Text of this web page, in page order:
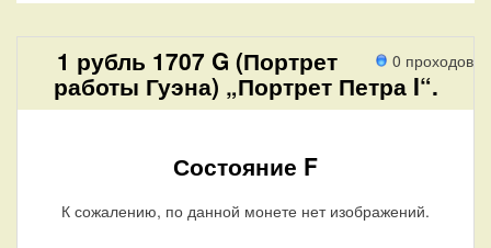
0 проходов
1 рубль 1707 G (Портрет
работы Гуэна) „Портрет Петра I“.
Состояние F
К сожалению, по данной монете нет изображений.